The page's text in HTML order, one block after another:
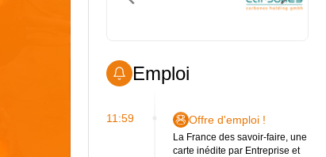
Emploi
11:59 Offre d'emploi !
La France des savoir-faire, une
carte inédite par Entreprise et